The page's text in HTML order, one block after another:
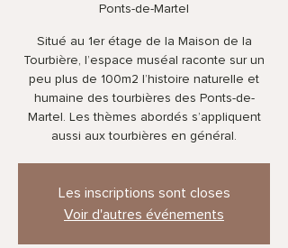
Ponts-de-Martel
Situé au 1er étage de la Maison de la
Tourbière, l’espace muséal raconte sur un
peu plus de 100m2 l’histoire naturelle et
humaine des tourbières des Ponts-de-
Martel. Les thèmes abordés s’appliquent
aussi aux tourbières en général.
Les inscriptions sont closes
Voir d'autres événements